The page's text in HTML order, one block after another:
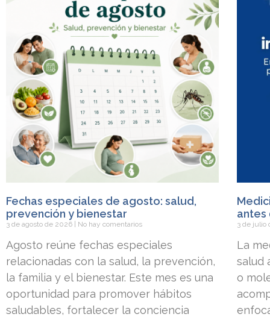
Fechas especiales de agosto: salud,
prevención y bienestar
3 de agosto de 2026 No hay comentarios
Agosto reúne fechas especiales
relacionadas con la salud, la prevención,
la familia y el bienestar. Este mes es una
oportunidad para promover hábitos
saludables, fortalecer la conciencia
antes
3 de julio
La
salud
o